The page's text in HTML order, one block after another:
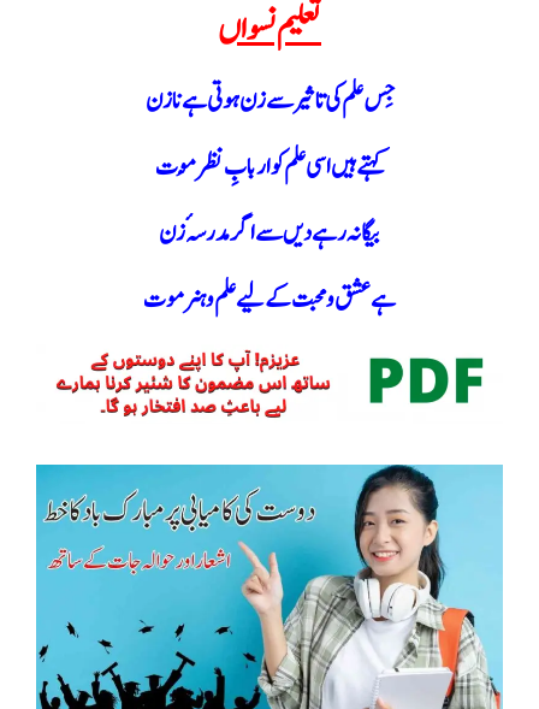
تعلیم نسواں
جِس علم کی تاثیر سے زن ہوتی ہے نازن
کہتے ہیں اسی علم کو اربابِ نظر مُوت
بیگانہ رہے دیں سے اگر مدرسہٴ زن
ہے عشق ومحبت کے لیے علم وہنر موت